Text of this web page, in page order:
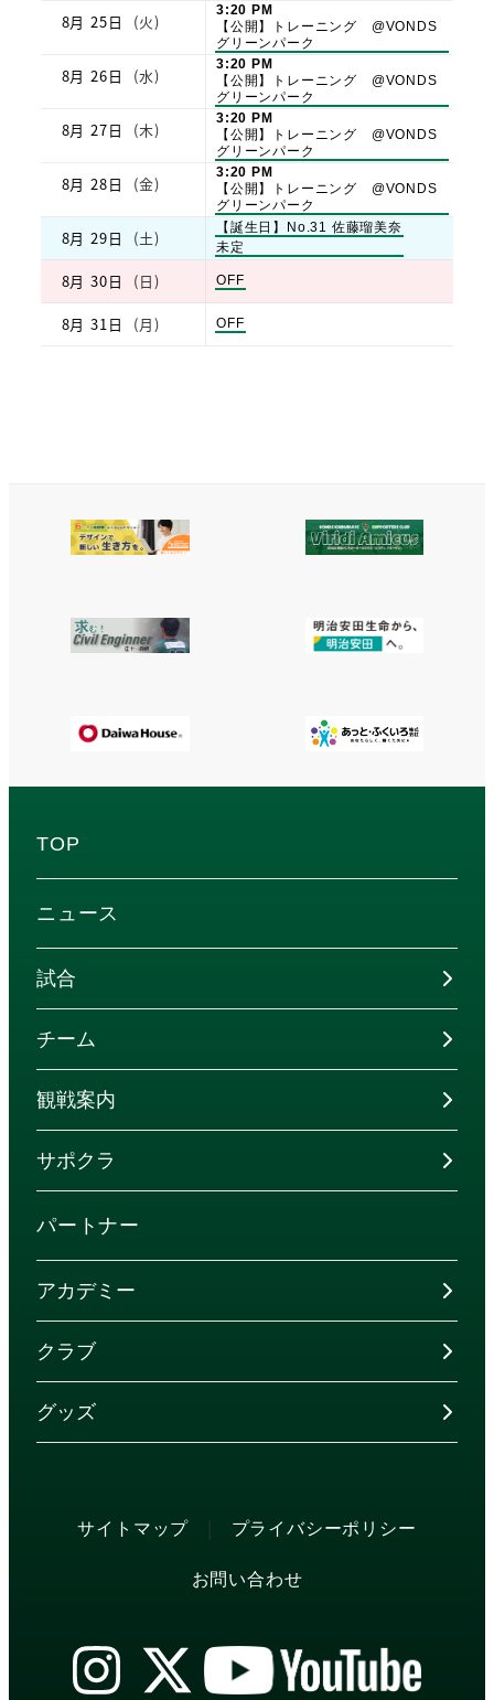
23rd
2026
日,
月
24th
2026
8月 25日 (火)
火
曜
日,
8
月
25th
2026
3:20 PM
【公開】トレーニング @VONDS
グリーンパーク
8月 26日 (水)
水
曜
日,
8
月
26th
2026
3:20 PM
【公開】トレーニング @VONDS
グリーンパーク
8月 27日 (木)
木
曜
日,
8
月
27th
2026
3:20 PM
【公開】トレーニング @VONDS
グリーンパーク
8月 28日 (金)
金
曜
日,
月
28th
3:20 PM
【公開】トレーニング @VONDS
グリーンパーク
8月 29日 (土)
土
曜
日,
8
月
2026
【誕生日】No.31 佐藤瑠美奈
土
曜
日,
29th
未定
8月 30日 (日)
日
8
OFF
8月 31日 (月)
月
OFF
TOP
ニュース
試合
チーム
観戦案内
サポクラ
パートナー
アカデミー
クラブ
グッズ
サイトマップ | プライバシーポリシー
お問い合わせ